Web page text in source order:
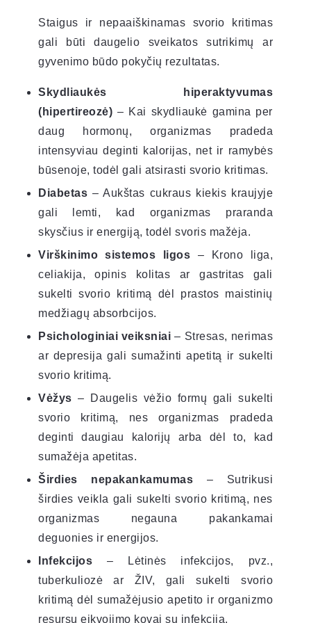
Staigus ir nepaaiškinamas svorio kritimas
gali būti daugelio sveikatos sutrikimų ar
gyvenimo būdo pokyčių rezultatas.
Skydliaukės hiperaktyvumas
(hipertireozė) – Kai skydliaukė gamina per
daug hormonų, organizmas pradeda
intensyviau deginti kalorijas, net ir ramybės
būsenoje, todėl gali atsirasti svorio kritimas.
Diabetas – Aukštas cukraus kiekis kraujyje
gali lemti, kad organizmas praranda
skysčius ir energiją, todėl svoris mažėja.
Virškinimo sistemos ligos – Krono liga,
celiakija, opinis kolitas ar gastritas gali
sukelti svorio kritimą dėl prastos maistinių
medžiagų absorbcijos.
Psichologiniai veiksniai – Stresas, nerimas
ar depresija gali sumažinti apetitą ir sukelti
svorio kritimą.
Vėžys – Daugelis vėžio formų gali sukelti
svorio kritimą, nes organizmas pradeda
deginti daugiau kalorijų arba dėl to, kad
sumažėja apetitas.
Širdies nepakankamumas – Sutrikusi
širdies veikla gali sukelti svorio kritimą, nes
organizmas negauna pakankamai
deguonies ir energijos.
Infekcijos – Lėtinės infekcijos, pvz.,
tuberkuliozė ar ŽIV, gali sukelti svorio
kritimą dėl sumažėjusio apetito ir organizmo
resursų eikvojimo kovai su infekcija.